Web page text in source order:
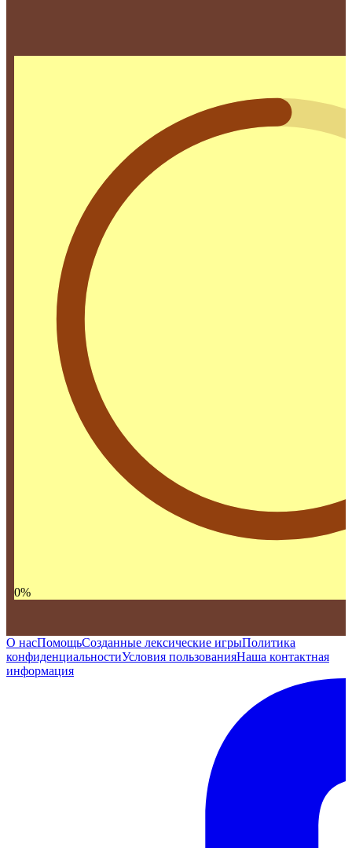
0%
О насПомощьСозданные лексические игрыПолитика
конфиденциальностиУсловия пользованияНаша контактная
информация